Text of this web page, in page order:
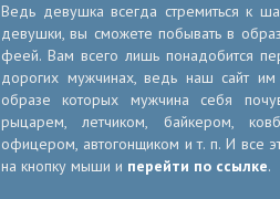
Ведь девушка всегда стремиться к
девушки, вы сможете побывать в
феей. Вам всего лишь понадобится
дорогих мужчинах, ведь наш сайт
образе которых мужчина себя
рыцарем, летчиком, байкером,
офицером, автогонщиком и т. п. И все
на кнопку мыши и перейти по ссылке.